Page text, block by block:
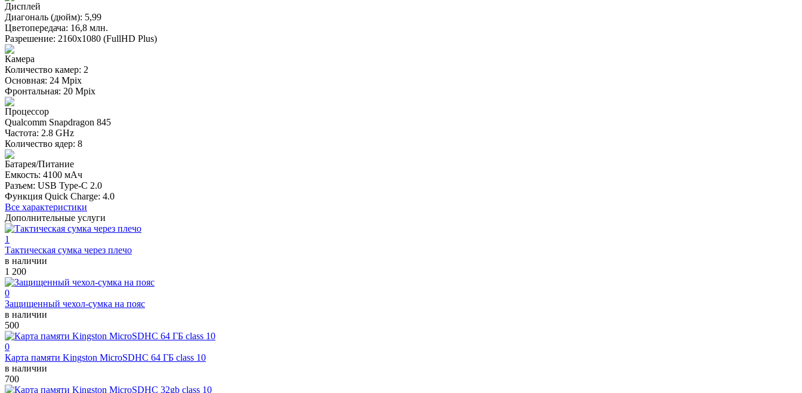
Дисплей
Диагональ (дюйм): 5,99
Цветопередача: 16,8 млн.
Разрешение: 2160х1080 (FullHD Plus)
Камера
Количество камер: 2
Основная: 24 Mpix
Фронтальная: 20 Mpix
Процессор
Qualcomm Snapdragon 845
Частота: 2.8 GHz
Количество ядер: 8
Батарея/Питание
Емкость: 4100 мАч
Разъем: USB Type-C 2.0
Функция Quick Charge: 4.0
Все характеристики
Дополнительные услуги
1
Тактическая сумка через плечо
в наличии
1 200
0
Защищенный чехол-сумка на пояс
в наличии
500
0
Карта памяти Kingston MicroSDHC 64 ГБ class 10
в наличии
700